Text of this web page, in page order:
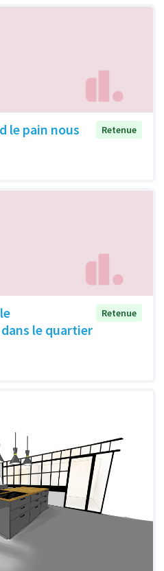
le pain nous
Retenue
le quartier
Retenue